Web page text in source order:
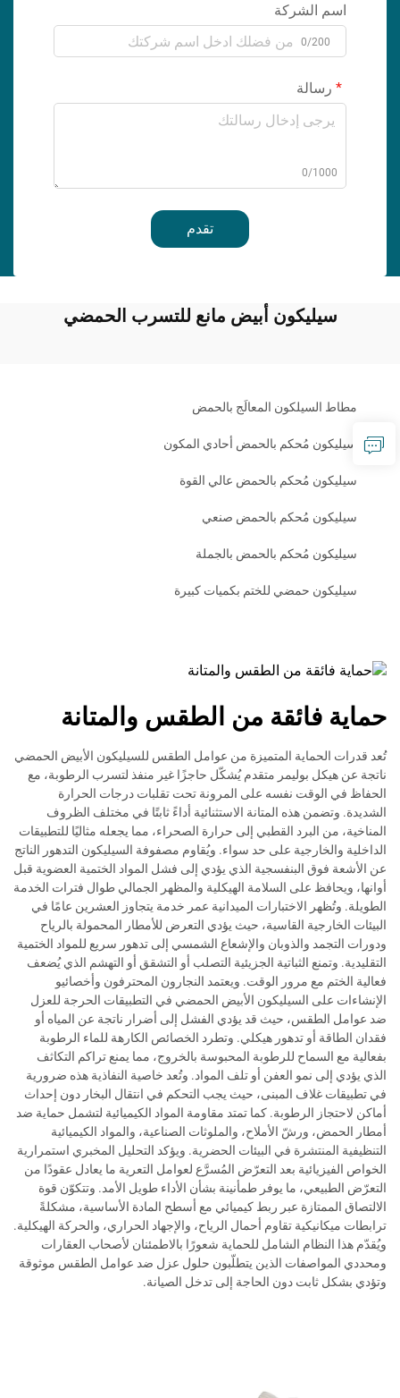
اسم الشركة
0/200
رسالة
0/1000
تقدم
سيليكون أبيض مانع للتسرب الحمضي
مطاط السيلكون المعالَج بالحمض
سيليكون مُحكم بالحمض أحادي المكون
سيليكون مُحكم بالحمض عالي القوة
سيليكون مُحكم بالحمض صنعي
سيليكون مُحكم بالحمض بالجملة
سيليكون حمضي للختم بكميات كبيرة
حماية فائقة من الطقس والمتانة
تُعد قدرات الحماية المتميزة من عوامل الطقس للسيليكون الأبيض الحمضي
ناتجة عن هيكل بوليمر متقدم يُشكّل حاجزًا غير منفذ لتسرب الرطوبة، مع
الحفاظ في الوقت نفسه على المرونة تحت تقلبات درجات الحرارة
الشديدة. وتضمن هذه المتانة الاستثنائية أداءً ثابتًا في مختلف الظروف
المناخية، من البرد القطبي إلى حرارة الصحراء، مما يجعله مثاليًا للتطبيقات
الداخلية والخارجية على حد سواء. ويُقاوم مصفوفة السيليكون التدهور الناتج
عن الأشعة فوق البنفسجية الذي يؤدي إلى فشل المواد الختمية العضوية قبل
أوانها، ويحافظ على السلامة الهيكلية والمظهر الجمالي طوال فترات الخدمة
الطويلة. وتُظهر الاختبارات الميدانية عمر خدمة يتجاوز العشرين عامًا في
البيئات الخارجية القاسية، حيث يؤدي التعرض للأمطار المحمولة بالرياح
ودورات التجمد والذوبان والإشعاع الشمسي إلى تدهور سريع للمواد الختمية
التقليدية. وتمنع الثباتية الجزيئية التصلب أو التشقق أو التهشم الذي يُضعف
فعالية الختم مع مرور الوقت. ويعتمد النجارون المحترفون وأخصائيو
الإنشاءات على السيليكون الأبيض الحمضي في التطبيقات الحرجة للعزل
ضد عوامل الطقس، حيث قد يؤدي الفشل إلى أضرار ناتجة عن المياه أو
فقدان الطاقة أو تدهور هيكلي. وتطرد الخصائص الكارهة للماء الرطوبة
بفعالية مع السماح للرطوبة المحبوسة بالخروج، مما يمنع تراكم التكاثف
الذي يؤدي إلى نمو العفن أو تلف المواد. وتُعد خاصية النفاذية هذه ضرورية
في تطبيقات غلاف المبنى، حيث يجب التحكم في انتقال البخار دون إحداث
أماكن لاحتجاز الرطوبة. كما تمتد مقاومة المواد الكيميائية لتشمل حماية ضد
أمطار الحمض، ورشّ الأملاح، والملوثات الصناعية، والمواد الكيميائية
التنظيفية المنتشرة في البيئات الحضرية. ويؤكد التحليل المخبري استمرارية
الخواص الفيزيائية بعد التعرّض المُسرَّع لعوامل التعرية ما يعادل عقودًا من
التعرّض الطبيعي، ما يوفر طمأنينة بشأن الأداء طويل الأمد. وتتكوّن قوة
الالتصاق الممتازة عبر ربط كيميائي مع أسطح المادة الأساسية، مشكلةً
ترابطات ميكانيكية تقاوم أحمال الرياح، والإجهاد الحراري، والحركة الهيكلية.
ويُقدّم هذا النظام الشامل للحماية شعورًا بالاطمئنان لأصحاب العقارات
ومحددي المواصفات الذين يتطلّبون حلول عزل ضد عوامل الطقس موثوقة
وتؤدي بشكل ثابت دون الحاجة إلى تدخل الصيانة.